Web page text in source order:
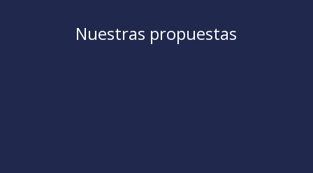
Nuestras propuestas